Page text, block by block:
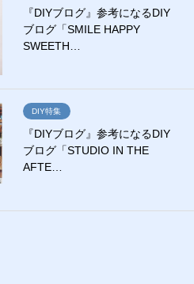
『DIYブログ』参考になるDIY
ブログ「SMILE HAPPY
SWEETH…
DIY特集
『DIYブログ』参考になるDIY
ブログ「STUDIO IN THE
AFTE…